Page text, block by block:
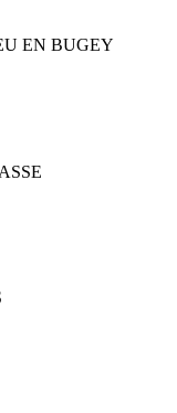
EN BUGEY